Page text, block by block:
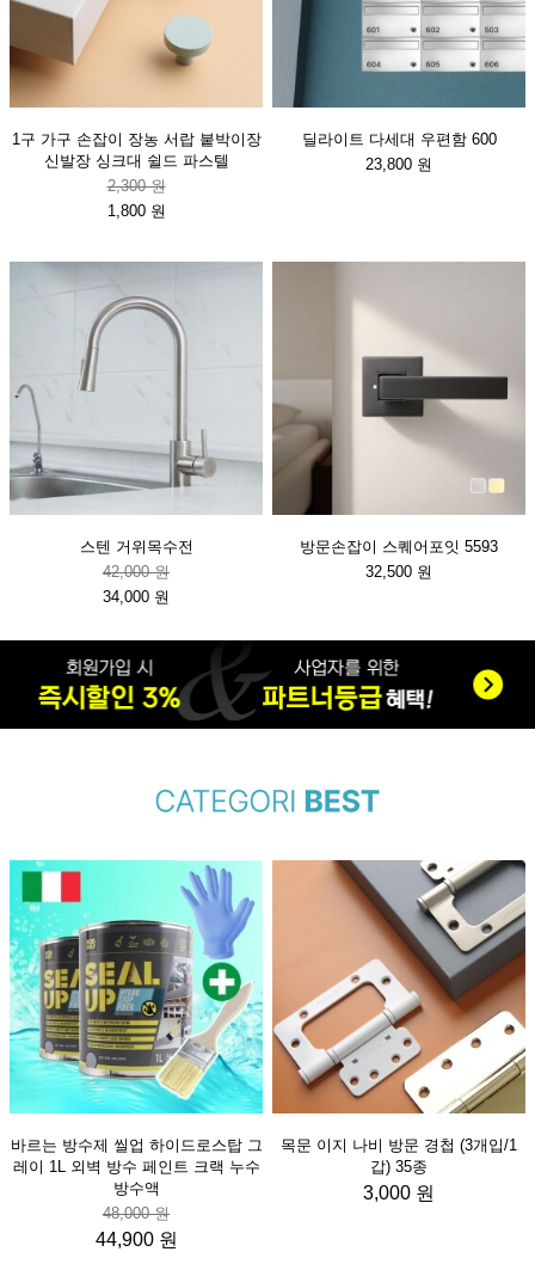
1구 가구 손잡이 장농 서랍 붙박이장
신발장 싱크대 쉴드 파스텔
2,300 원
1,800 원
딜라이트 다세대 우편함 600
23,800 원
스텐 거위목수전
42,000 원
34,000 원
방문손잡이 스퀘어포잇 5593
32,500 원
바르는 방수제 씰업 하이드로스탑 그
레이 1L 외벽 방수 페인트 크랙 누수
방수액
48,000 원
44,900 원
목문 이지 나비 방문 경첩 (3개입/1
갑) 35종
3,000 원